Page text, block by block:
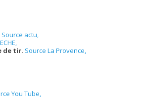
Source actu,
de tir. Source La Provence,
You Tube,